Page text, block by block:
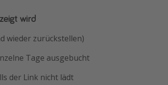
wird
wieder zurückstellen)
Tage ausgebucht
der Link nicht lädt